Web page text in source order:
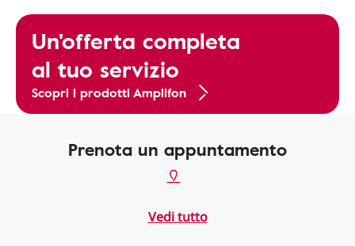
Un'offerta completa
al tuo servizio
Scopri i prodotti Amplifon
Prenota un appuntamento
Vedi tutto